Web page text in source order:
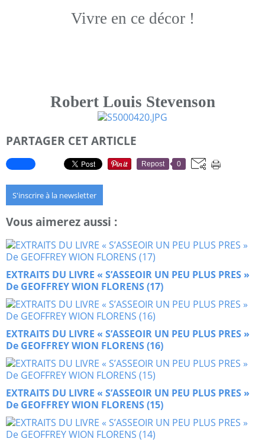
Vivre en ce décor !
Robert Louis Stevenson
PARTAGER CET ARTICLE
Repost 0
S'inscrire à la newsletter
Vous aimerez aussi :
EXTRAITS DU LIVRE « S’ASSEOIR UN PEU PLUS PRES »
De GEOFFREY WION FLORENS (17)
EXTRAITS DU LIVRE « S’ASSEOIR UN PEU PLUS PRES »
De GEOFFREY WION FLORENS (16)
EXTRAITS DU LIVRE « S’ASSEOIR UN PEU PLUS PRES »
De GEOFFREY WION FLORENS (15)